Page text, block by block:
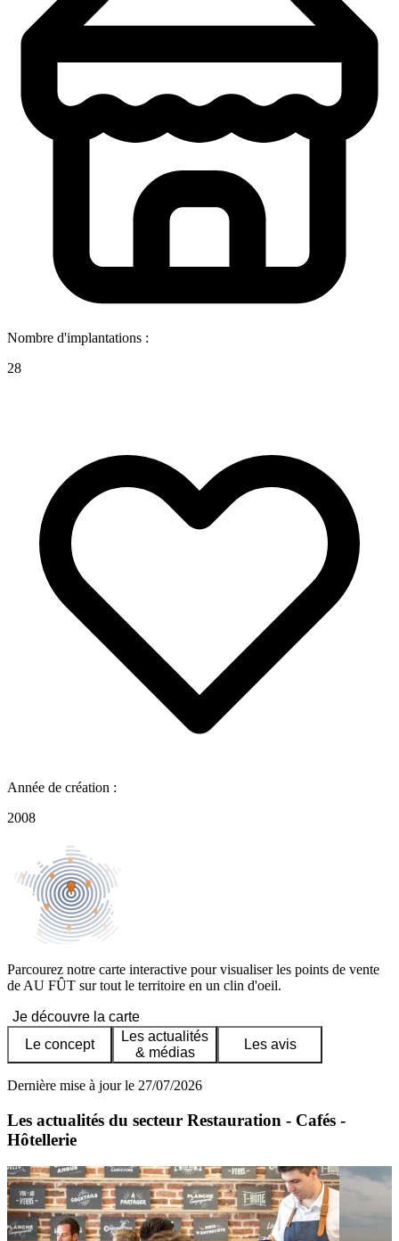
Nombre d'implantations :
28
Année de création :
2008
Parcourez notre carte interactive pour visualiser les points de vente
de AU FÛT sur tout le territoire en un clin d'oeil.
Je découvre la carte
Le concept
Les actualités
& médias
Les avis
Dernière mise à jour le 27/07/2026
Les actualités du secteur Restauration - Cafés -
Hôtellerie